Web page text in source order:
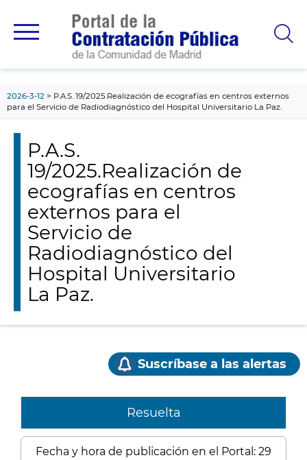
principal
2026-3-12
P.A.S. 19/2025.Realización de ecografías en centros externos
para el Servicio de Radiodiagnóstico del Hospital Universitario La Paz.
P.A.S.
19/2025.Realización de
ecografías en centros
externos para el
Servicio de
Radiodiagnóstico del
Hospital Universitario
La Paz.
Suscríbase a las alertas
Resuelta
Fecha y hora de publicación en el Portal: 29